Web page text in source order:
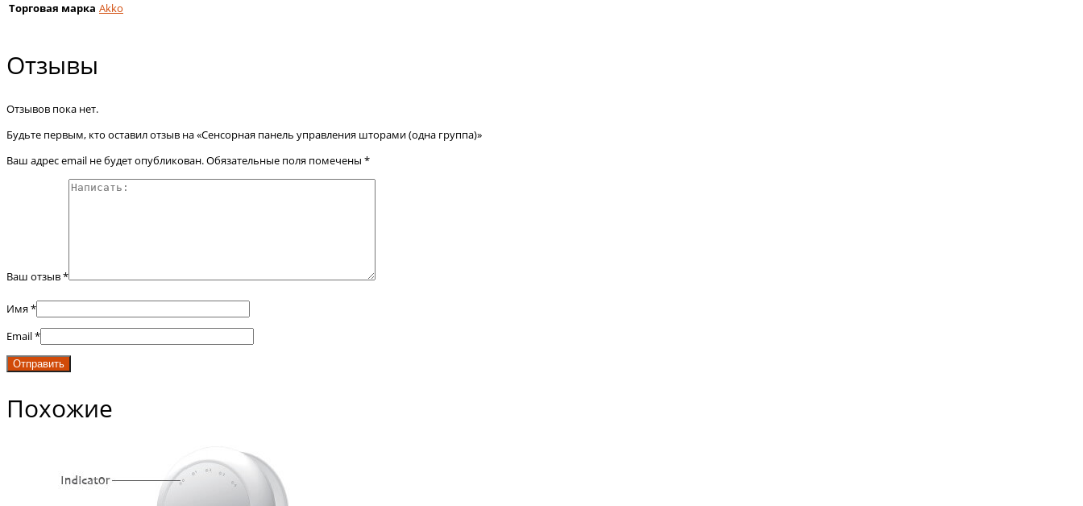
Торговая марка Akko
Отзывы
Отзывов пока нет.
Будьте первым, кто оставил отзыв на «Сенсорная панель управления шторами (одна группа)»
Ваш адрес email не будет опубликован.Обязательные поля помечены *
Ваш отзыв*
Имя*
Email*
Похожие